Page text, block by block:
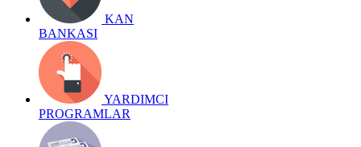
KAN
BANKASI
YARDIMCI
PROGRAMLAR